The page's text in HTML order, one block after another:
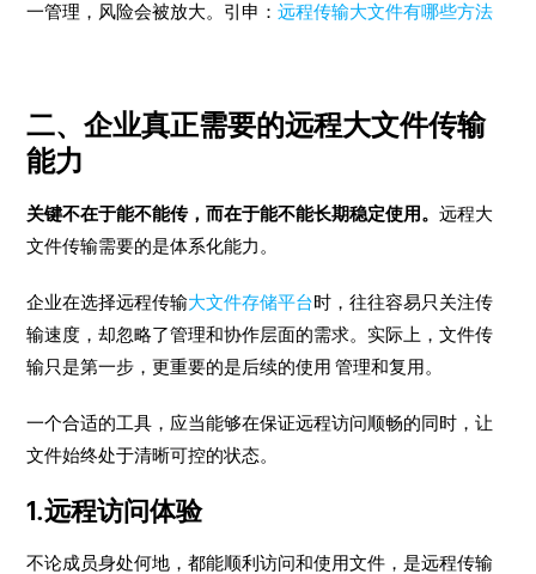
一管理，风险会被放大。引申：远程传输大文件有哪些方法
二、企业真正需要的远程大文件传输
能力
关键不在于能不能传，而在于能不能长期稳定使用。远程大
文件传输需要的是体系化能力。
企业在选择远程传输大文件存储平台时，往往容易只关注传
输速度，却忽略了管理和协作层面的需求。实际上，文件传
输只是第一步，更重要的是后续的使用 管理和复用。
一个合适的工具，应当能够在保证远程访问顺畅的同时，让
文件始终处于清晰可控的状态。
1.远程访问体验
不论成员身处何地，都能顺利访问和使用文件，是远程传输